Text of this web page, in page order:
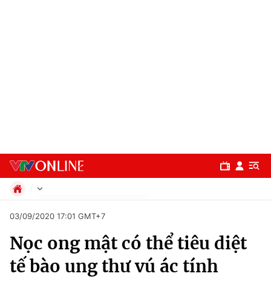
Chuyên mục
Chính trị
Xã hội
Pháp luật
Kinh tế
Thể thao
03/09/2020 17:01 GMT+7
Nọc ong mật có thể tiêu diệt
tế bào ung thư vú ác tính